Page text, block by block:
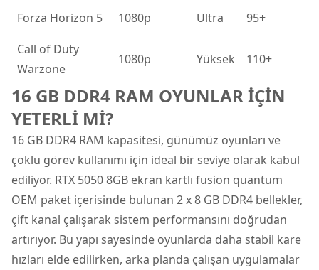
Forza Horizon 5
1080p Ultra
95+
Call of Duty
Warzone
1080p Yüksek 110+
16 GB DDR4 RAM OYUNLAR İÇİN
YETERLİ Mİ?
16 GB DDR4 RAM kapasitesi, günümüz oyunları ve
çoklu görev kullanımı için ideal bir seviye olarak kabul
ediliyor. RTX 5050 8GB ekran kartlı fusion quantum
OEM paket içerisinde bulunan 2 x 8 GB DDR4 bellekler,
çift kanal çalışarak sistem performansını doğrudan
artırıyor. Bu yapı sayesinde oyunlarda daha stabil kare
hızları elde edilirken, arka planda çalışan uygulamalar